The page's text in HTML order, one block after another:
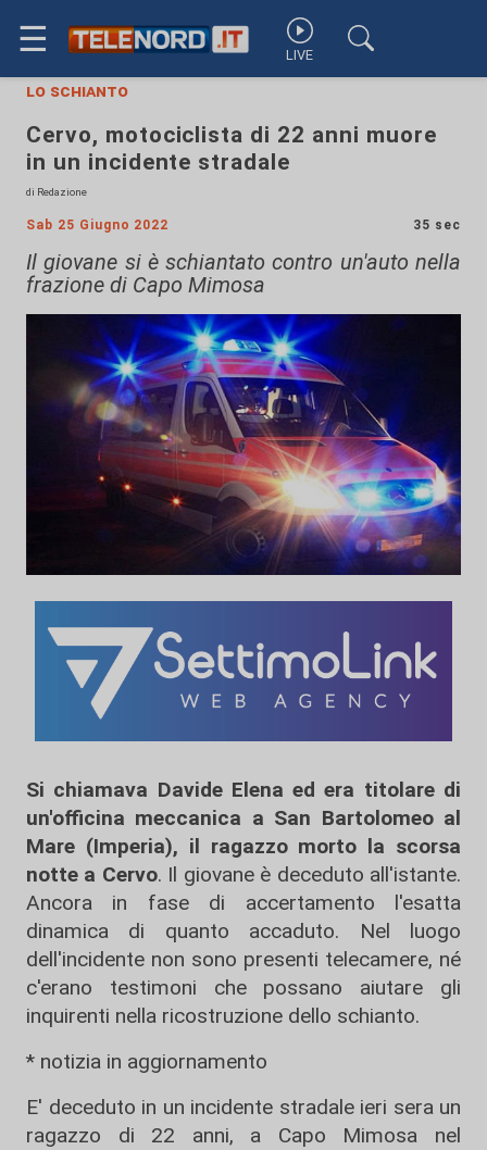
☰ LIVE
lo schianto
Cervo, motociclista di 22 anni muore
in un incidente stradale
di Redazione
Sab 25 Giugno 2022 35 sec
Il giovane si è schiantato contro un'auto nella
frazione di Capo Mimosa
Si chiamava Davide Elena ed era titolare di
un'officina meccanica a San Bartolomeo al
Mare (Imperia), il ragazzo morto la scorsa
notte a Cervo. Il giovane è deceduto all'istante.
Ancora in fase di accertamento l'esatta
dinamica di quanto accaduto. Nel luogo
dell'incidente non sono presenti telecamere, né
c'erano testimoni che possano aiutare gli
inquirenti nella ricostruzione dello schianto.
* notizia in aggiornamento
E' deceduto in un incidente stradale ieri sera un
ragazzo di 22 anni, a Capo Mimosa nel